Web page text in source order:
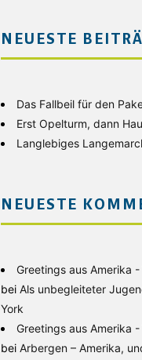
NEUESTE
Das Fallbeil für den
Erst Opelturm, dann
Langlebiges
NEUESTE
Greetings aus Amerika
bei Als unbegleiteter
York
Greetings aus Amerika
bei Arbergen – Amerika,